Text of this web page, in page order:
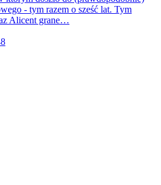
- tym razem o sześć lat. Tym
Alicent grane…